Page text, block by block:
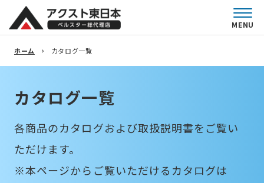
MENU
ホーム カタログ一覧
カタログ一覧
各商品のカタログおよび取扱説明書をご覧い
ただけます。
※本ページからご覧いただけるカタログは
カタログ